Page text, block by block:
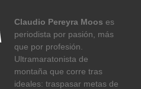
Claudio Pereyra Moos es
periodista por pasión, más
que por profesión.
Ultramaratonista de
montaña que corre tras
ideales: traspasar metas de